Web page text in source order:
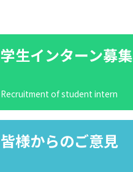
学生インターン募集
Recruitment of student intern
皆様からのご意見